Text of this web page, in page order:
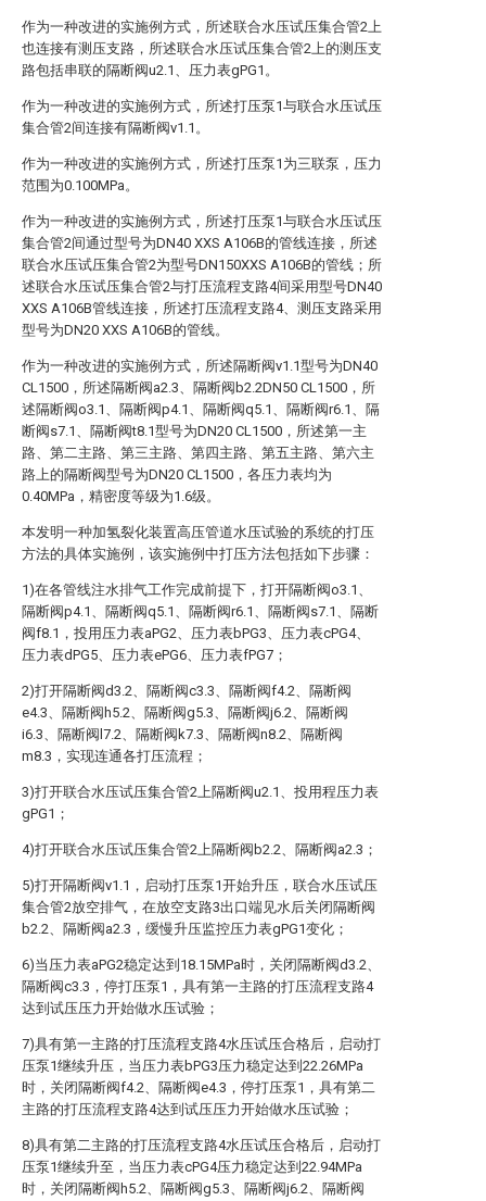
作为一种改进的实施例方式，所述联合水压试压集合管2上
也连接有测压支路，所述联合水压试压集合管2上的测压支
路包括串联的隔断阀u2.1、压力表gPG1。
作为一种改进的实施例方式，所述打压泵1与联合水压试压
集合管2间连接有隔断阀v1.1。
作为一种改进的实施例方式，所述打压泵1为三联泵，压力
范围为0.100MPa。
作为一种改进的实施例方式，所述打压泵1与联合水压试压
集合管2间通过型号为DN40 XXS A106B的管线连接，所述
联合水压试压集合管2为型号DN150XXS A106B的管线；所
述联合水压试压集合管2与打压流程支路4间采用型号DN40
XXS A106B管线连接，所述打压流程支路4、测压支路采用
型号为DN20 XXS A106B的管线。
作为一种改进的实施例方式，所述隔断阀v1.1型号为DN40
CL1500，所述隔断阀a2.3、隔断阀b2.2DN50 CL1500，所
述隔断阀o3.1、隔断阀p4.1、隔断阀q5.1、隔断阀r6.1、隔
断阀s7.1、隔断阀t8.1型号为DN20 CL1500，所述第一主
路、第二主路、第三主路、第四主路、第五主路、第六主
路上的隔断阀型号为DN20 CL1500，各压力表均为
0.40MPa，精密度等级为1.6级。
本发明一种加氢裂化装置高压管道水压试验的系统的打压
方法的具体实施例，该实施例中打压方法包括如下步骤：
1)在各管线注水排气工作完成前提下，打开隔断阀o3.1、
隔断阀p4.1、隔断阀q5.1、隔断阀r6.1、隔断阀s7.1、隔断
阀f8.1，投用压力表aPG2、压力表bPG3、压力表cPG4、
压力表dPG5、压力表ePG6、压力表fPG7；
2)打开隔断阀d3.2、隔断阀c3.3、隔断阀f4.2、隔断阀
e4.3、隔断阀h5.2、隔断阀g5.3、隔断阀j6.2、隔断阀
i6.3、隔断阀l7.2、隔断阀k7.3、隔断阀n8.2、隔断阀
m8.3，实现连通各打压流程；
3)打开联合水压试压集合管2上隔断阀u2.1、投用程压力表
gPG1；
4)打开联合水压试压集合管2上隔断阀b2.2、隔断阀a2.3；
5)打开隔断阀v1.1，启动打压泵1开始升压，联合水压试压
集合管2放空排气，在放空支路3出口端见水后关闭隔断阀
b2.2、隔断阀a2.3，缓慢升压监控压力表gPG1变化；
6)当压力表aPG2稳定达到18.15MPa时，关闭隔断阀d3.2、
隔断阀c3.3，停打压泵1，具有第一主路的打压流程支路4
达到试压压力开始做水压试验；
7)具有第一主路的打压流程支路4水压试压合格后，启动打
压泵1继续升压，当压力表bPG3压力稳定达到22.26MPa
时，关闭隔断阀f4.2、隔断阀e4.3，停打压泵1，具有第二
主路的打压流程支路4达到试压压力开始做水压试验；
8)具有第二主路的打压流程支路4水压试压合格后，启动打
压泵1继续升至，当压力表cPG4压力稳定达到22.94MPa
时，关闭隔断阀h5.2、隔断阀g5.3、隔断阀j6.2、隔断阀